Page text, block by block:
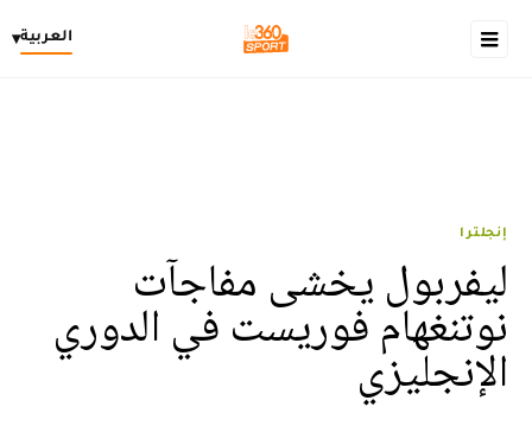
العربية▾
إنجلترا
ليفربول يخشى مفاجآت
نوتنغهام فوريست في الدوري
الإنجليزي